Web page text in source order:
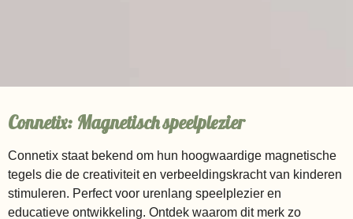
Connetix: Magnetisch speelplezier
Connetix staat bekend om hun hoogwaardige magnetische
tegels die de creativiteit en verbeeldingskracht van kinderen
stimuleren. Perfect voor urenlang speelplezier en
educatieve ontwikkeling. Ontdek waarom dit merk zo